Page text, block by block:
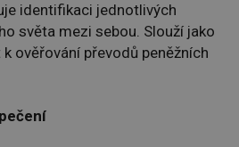
identifikaci jednotlivých
světa mezi sebou. Slouží jako
ověřování převodů peněžních